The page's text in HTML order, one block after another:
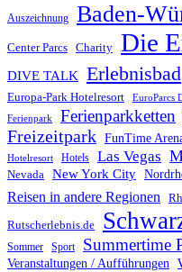
Auszeichnung Baden-
Center Parcs Charity Die
DIVE TALK Erlebnisbad
Europa-Park Hotelresort EuroParcs
Ferienpark Ferienparkketten
Freizeitpark FunTime
Hotelresort Hotels Las Vegas
Nevada New York City
Reisen in andere Regionen
Rutscherlebnis.de
Sommer
Sport Summertime
Veranstaltungen / Aufführungen